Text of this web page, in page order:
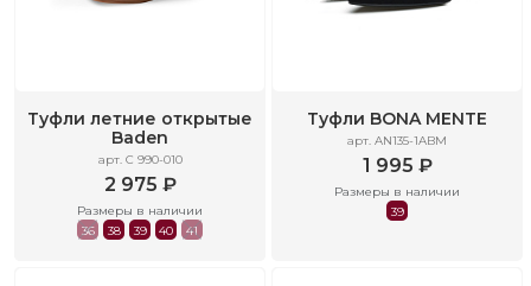
Туфли летние открытые
Baden
арт. C 990-010
2 975 ₽
Размеры в наличии
36
38 39 40 41
Туфли BONA MENTE
арт. AN135-1ABM
1 995 ₽
Размеры в наличии
39